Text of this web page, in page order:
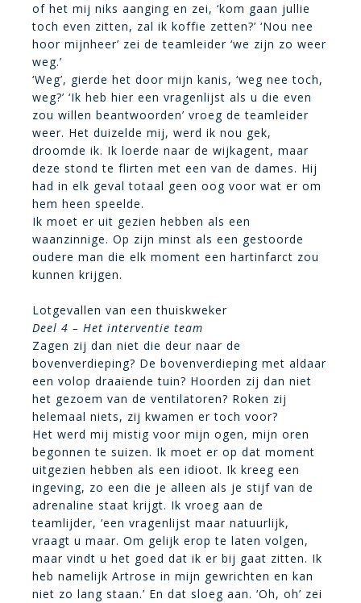
of het mij niks aanging en zei, ‘kom gaan jullie
toch even zitten, zal ik koffie zetten?’ ‘Nou nee
hoor mijnheer’ zei de teamleider ‘we zijn zo weer
weg.’
‘Weg’, gierde het door mijn kanis, ‘weg nee toch,
weg?’ ‘Ik heb hier een vragenlijst als u die even
zou willen beantwoorden’ vroeg de teamleider
weer. Het duizelde mij, werd ik nou gek,
droomde ik. Ik loerde naar de wijkagent, maar
deze stond te flirten met een van de dames. Hij
had in elk geval totaal geen oog voor wat er om
hem heen speelde.
Ik moet er uit gezien hebben als een
waanzinnige. Op zijn minst als een gestoorde
oudere man die elk moment een hartinfarct zou
kunnen krijgen.
Lotgevallen van een thuiskweker
Deel 4 – Het interventie team
Zagen zij dan niet die deur naar de
bovenverdieping? De bovenverdieping met aldaar
een volop draaiende tuin? Hoorden zij dan niet
het gezoem van de ventilatoren? Roken zij
helemaal niets, zij kwamen er toch voor?
Het werd mij mistig voor mijn ogen, mijn oren
begonnen te suizen. Ik moet er op dat moment
uitgezien hebben als een idioot. Ik kreeg een
ingeving, zo een die je alleen als je stijf van de
adrenaline staat krijgt. Ik vroeg aan de
teamlijder, ‘een vragenlijst maar natuurlijk,
vraagt u maar. Om gelijk erop te laten volgen,
maar vindt u het goed dat ik er bij gaat zitten. Ik
heb namelijk Artrose in mijn gewrichten en kan
niet zo lang staan.’ En dat sloeg aan. ‘Oh, oh’ zei